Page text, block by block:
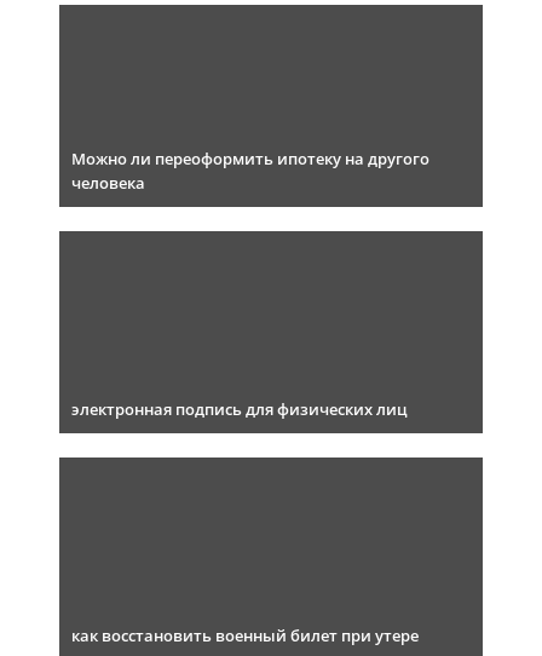
Можно ли переоформить ипотеку на другого
человека
электронная подпись для физических лиц
как восстановить военный билет при утере